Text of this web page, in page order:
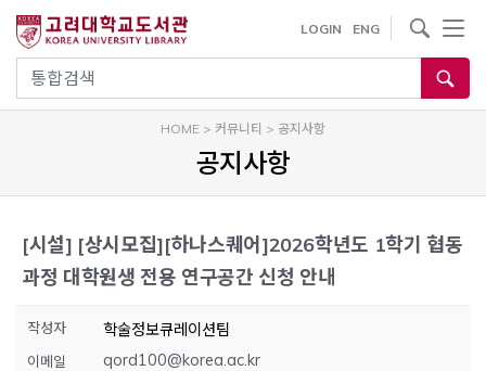
건
기
통합검색
LOGIN ENG
사이트내 검색
HOME > 커뮤니티 > 공지사항
공지사항
[시설] [상시모집][하나스퀘어]2026학년도 1학기 협동
과정 대학원생 전용 연구공간 신청 안내
작성자 학술정보큐레이션팀
이메일 qord100@korea.ac.kr